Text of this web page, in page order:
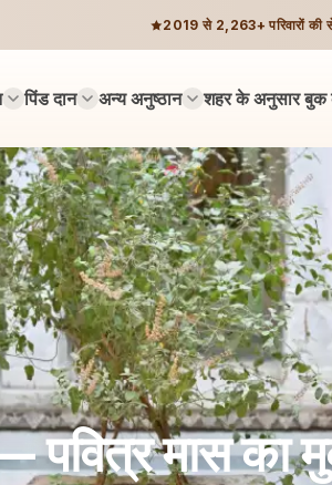
2019 से 2,263+ परिवारों की
पिंड दान अन्य अनुष्ठान शहर के अनुसार बुक
पवित्र मास का